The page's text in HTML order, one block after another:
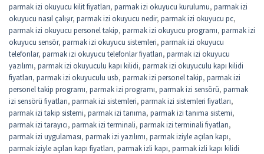
parmak izi okuyucu kilit fiyatları, parmak izi okuyucu kurulumu, parmak izi
okuyucu nasıl çalışır, parmak izi okuyucu nedir, parmak izi okuyucu pc,
parmak izi okuyucu personel takip, parmak izi okuyucu programı, parmak izi
okuyucu sensör, parmak izi okuyucu sistemleri, parmak izi okuyucu
telefonlar, parmak izi okuyucu telefonlar fiyatları, parmak izi okuyucu
yazılımı, parmak izi okuyuculu kapı kilidi, parmak izi okuyuculu kapı kilidi
fiyatları, parmak izi okuyuculu usb, parmak izi personel takip, parmak izi
personel takip programı, parmak izi programı, parmak izi sensörü, parmak
izi sensörü fiyatları, parmak izi sistemleri, parmak izi sistemleri fiyatları,
parmak izi takip sistemi, parmak izi tanıma, parmak izi tanıma sistemi,
parmak izi tarayıcı, parmak izi terminali, parmak izi terminali fiyatları,
parmak izi uygulaması, parmak izi yazılımı, parmak iziyle açılan kapı,
parmak iziyle açılan kapı fiyatları, parmak izli kapı, parmak izli kapı kilidi